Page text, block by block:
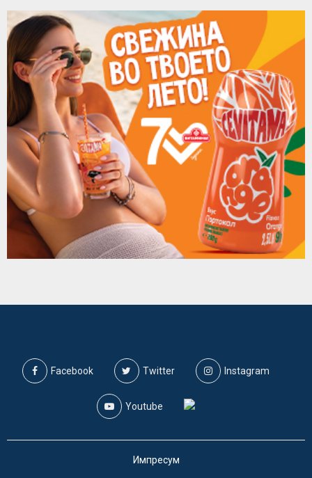
Facebook Twitter Instagram
Youtube
Импресум